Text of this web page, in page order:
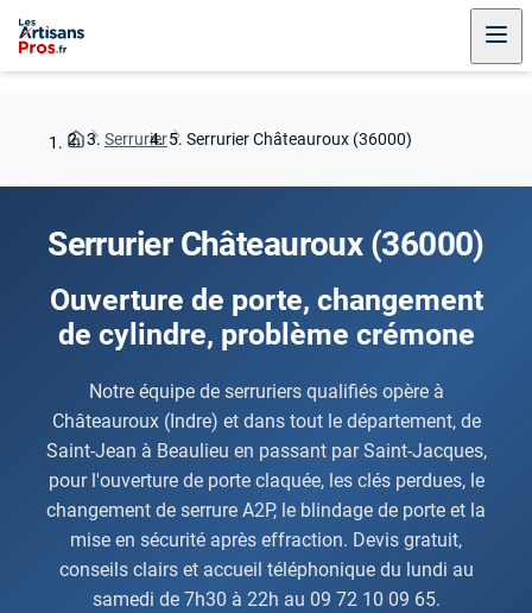
Serrurier Serrurier Châteauroux (36000)
Serrurier Châteauroux (36000)
Ouverture de porte, changement
de cylindre, problème crémone
Notre équipe de serruriers qualifiés opère à
Châteauroux (Indre) et dans tout le département, de
Saint-Jean à Beaulieu en passant par Saint-Jacques,
pour l'ouverture de porte claquée, les clés perdues, le
changement de serrure A2P, le blindage de porte et la
mise en sécurité après effraction. Devis gratuit,
conseils clairs et accueil téléphonique du lundi au
samedi de 7h30 à 22h au 09 72 10 09 65.